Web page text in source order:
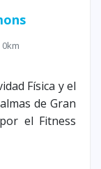
Física y el
de Gran
el Fitness